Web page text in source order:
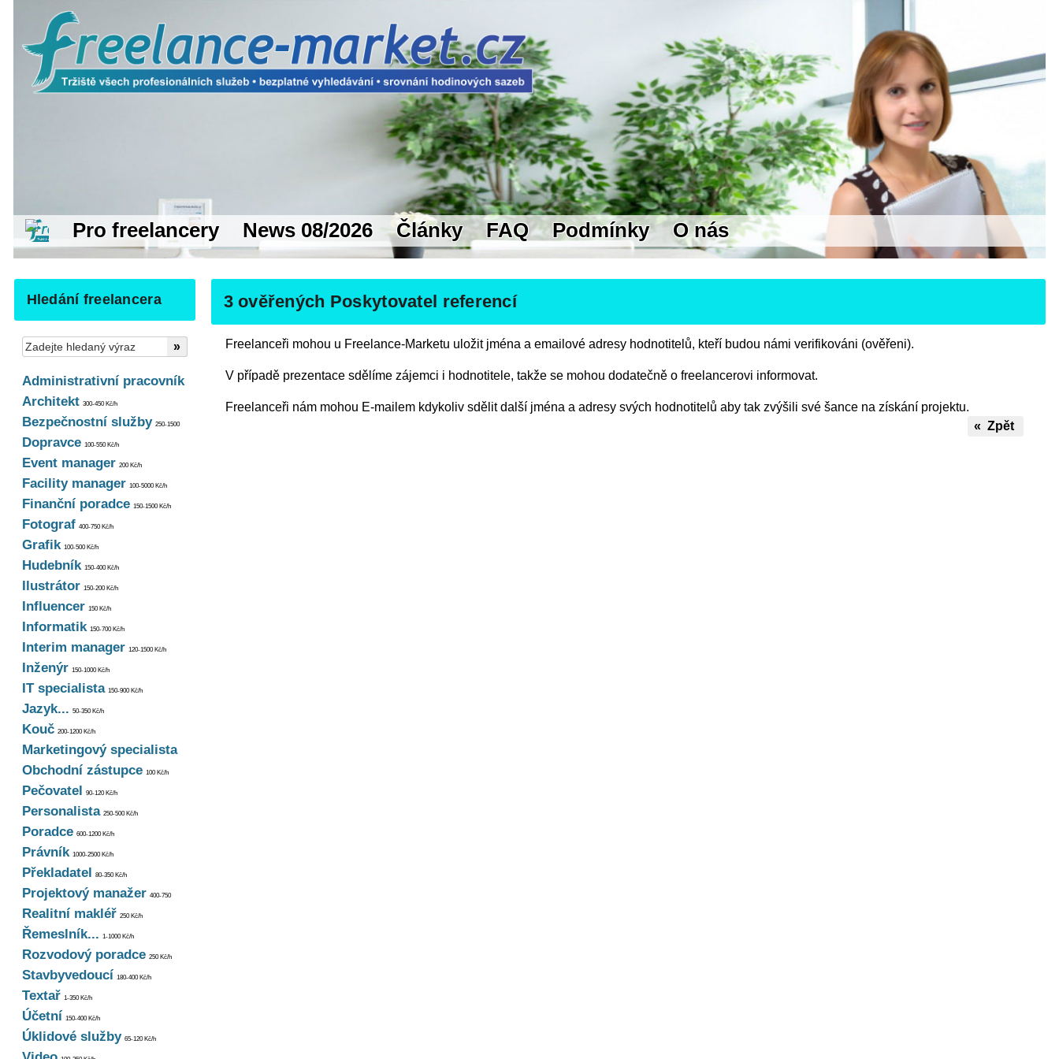
Pro freelancery News 08/2026 Články FAQ Podmínky O nás
Hledání freelancera
Administrativní pracovník
Architekt300-450 Kč/h
Bezpečnostní služby250-1500
Dopravce100-550 Kč/h
Event manager 200 Kč/h
Facility manager 100-5000 Kč/h
Finanční poradce150-1500 Kč/h
Fotograf 400-750 Kč/h
Grafik100-500 Kč/h
Hudebník150-400 Kč/h
Ilustrátor 150-200 Kč/h
Influencer 150 Kč/h
Informatik150-700 Kč/h
Interim manager 120-1500 Kč/h
Inženýr 150-1000 Kč/h
IT specialista150-900 Kč/h
Jazyk... 50-350 Kč/h
Kouč200-1200 Kč/h
Marketingový specialista
Obchodní zástupce100 Kč/h
Pečovatel 90-120 Kč/h
Personalista250-500 Kč/h
Poradce600-1200 Kč/h
Právník1000-2500 Kč/h
Překladatel 80-350 Kč/h
Projektový manažer 400-750
Realitní makléř 250 Kč/h
Řemeslník... 1-1000 Kč/h
Rozvodový poradce250 Kč/h
Stavbyvedoucí 180-400 Kč/h
Textař 1-350 Kč/h
Účetní 150-400 Kč/h
Úklidové služby65-120 Kč/h
3 ověřených Poskytovatel referencí
Freelanceři mohou u Freelance-Marketu uložit jména a emailové adresy hodnotitelů, kteří budou námi verifikováni (ověřeni).
V případě prezentace sdělíme zájemci i hodnotitele, takže se mohou dodatečně o freelancerovi informovat.
Freelanceři nám mohou E-mailem kdykoliv sdělit další jména a adresy svých hodnotitelů aby tak zvýšili své šance na získání projektu.
« Zpět